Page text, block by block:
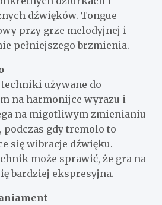
dźwięków. Tongue
przy grze melodyjnej i
pełniejszego brzmienia.
używane do
na harmonijce wyrazu i
na migotliwym zmienianiu
gdy tremolo to
się wibracje dźwięku.
może sprawić, że gra na
bardziej ekspresyjna.